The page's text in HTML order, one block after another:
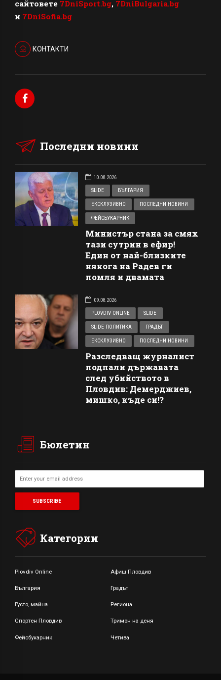
сайтовете 7DniSport.bg, 7DniBulgaria.bg
и 7DniSofia.bg
КОНТАКТИ
Последни новини
10.08.2026
SLIDE
БЪЛГАРИЯ
ЕКСКЛУЗИВНО ПОСЛЕДНИ НОВИНИ
ФЕЙСБУКАРНИК
Министър стана за смях
тази сутрин в ефир!
Един от най-близките
някога на Радев ги
помля и двамата
09.08.2026
PLOVDIV ONLINE
SLIDE
SLIDE ПОЛИТИКА ГРАДЪТ
ЕКСКЛУЗИВНО ПОСЛЕДНИ НОВИНИ
Разследващ журналист
подпали държавата
след убийството в
Пловдив: Демерджиев,
мишко, къде си!?
Бюлетин
Категории
Plovdiv Online Афиш Пловдив
България Градът
Густо, майна Региона
Спортен Пловдив Тримон на деня
Фейсбукарник Четива